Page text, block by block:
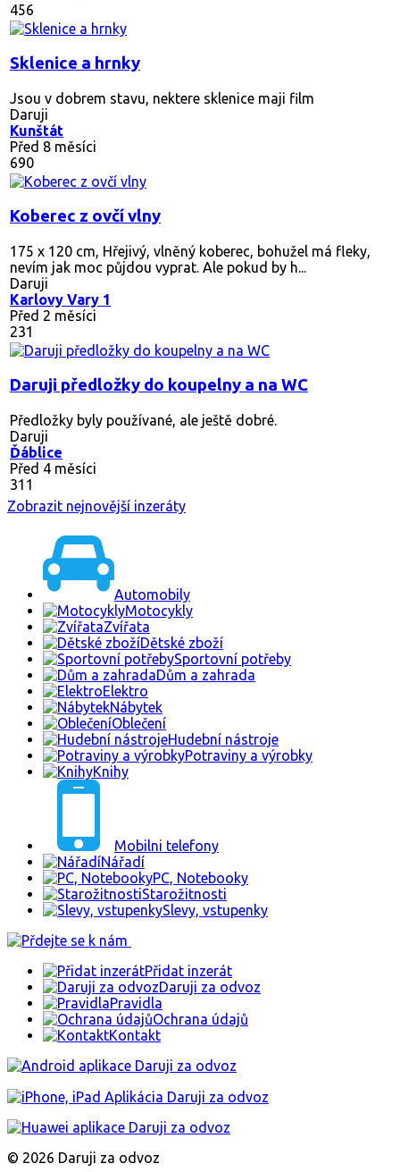
456
Sklenice a hrnky
Jsou v dobrem stavu, nektere sklenice maji film
Daruji
Kunštát
Před 8 měsíci
690
Koberec z ovčí vlny
175 x 120 cm, Hřejivý, vlněný koberec, bohužel má fleky,
nevím jak moc půjdou vyprat. Ale pokud by h...
Daruji
Karlovy Vary 1
Před 2 měsíci
231
Daruji předložky do koupelny a na WC
Předložky byly používané, ale ještě dobré.
Daruji
Ďáblice
Před 4 měsíci
311
Zobrazit nejnovější inzeráty
Automobily
Motocykly
Zvířata
Dětské zboží
Sportovní potřeby
Dům a zahrada
Elektro
Nábytek
Oblečení
Hudební nástroje
Potraviny a výrobky
Knihy
Mobilni telefony
Nářadí
PC, Notebooky
Starožitnosti
Slevy, vstupenky
Přidat inzerát
Daruji za odvoz
Pravidla
Ochrana údajů
Kontakt
© 2026 Daruji za odvoz